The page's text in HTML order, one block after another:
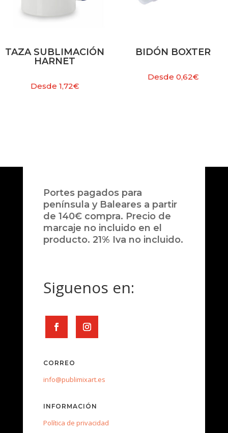
TAZA SUBLIMACIÓN
HARNET
Desde 1,72€
BIDÓN BOXTER
Desde 0,62€
Portes pagados para
península y Baleares a partir
de 140€ compra. Precio de
marcaje no incluido en el
producto. 21% Iva no incluido.
Siguenos en:
CORREO
info@publimixart.es
INFORMACIÓN
Política de privacidad